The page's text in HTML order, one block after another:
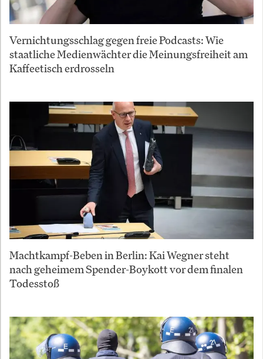
Vernichtungsschlag gegen freie Podcasts: Wie
staatliche Medienwächter die Meinungsfreiheit am
Kaffeetisch erdrosseln
Machtkampf-Beben in Berlin: Kai Wegner steht
nach geheimem Spender-Boykott vor dem finalen
Todesstoß